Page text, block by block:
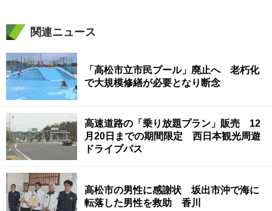
関連ニュース
「高松市立市民プール」廃止へ 老朽化
で大規模修繕が必要となり断念
高速道路の「乗り放題プラン」販売 12
月20日までの期間限定 西日本観光周遊
ドライブパス
高松市の男性に感謝状 坂出市沖で海に
転落した男性を救助 香川